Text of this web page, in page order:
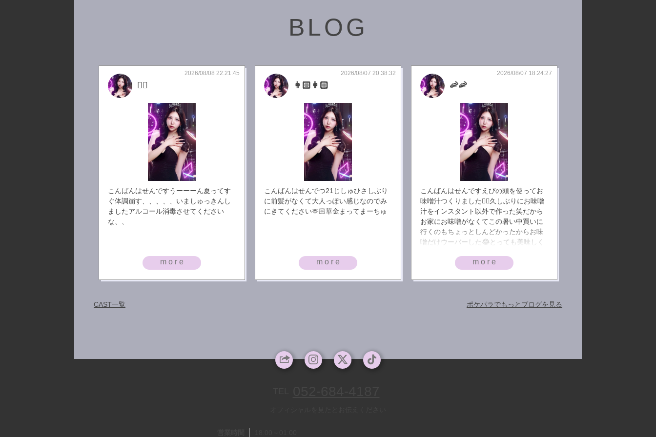
BLOG
🫩🫩
2026/08/08 22:21:45
こんばんはせんですうーーーん夏ってす
ぐ体調崩す、、、、、いましゅっきんし
ましたアルコール消毒させてください
な、、
more
👩🏻👩🏻
2026/08/07 20:38:32
こんばんはせんでつ21じしゅひさしぶり
に前髪がなくて大人っぽい感じなのでみ
にきてください🫶🏻華金まってまーちゅ
more
🦐🦐
2026/08/07 18:24:27
こんばんはせんですえびの頭を使ってお
味噌汁つくりました✌🏻久しぶりにお味噌
汁をインスタント以外で作った笑だから
お家にお味噌がなくてこの暑い中買いに
行くのもちょっとしんどかったからお味
噌だけウーバーした😂とっても美味しく
more
ポケパラでもっとブログを見る
CAST一覧